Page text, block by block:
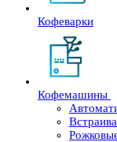
Кофеварки
Кофемашины